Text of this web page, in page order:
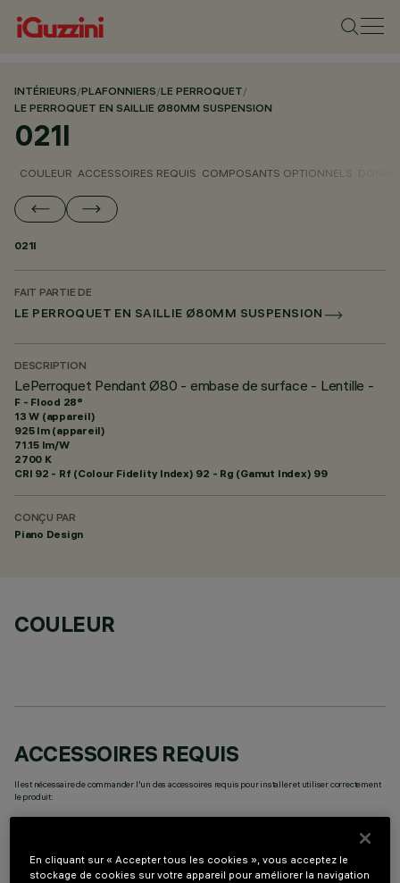
INTÉRIEURS/PLAFONNIERS/LE PERROQUET/
LE PERROQUET EN SAILLIE Ø80MM SUSPENSION
021I
COULEUR ACCESSOIRES REQUIS COMPOSANTS OPTIONNELS
021I
FAIT PARTIE DE
LE PERROQUET EN SAILLIE Ø80MM SUSPENSION
DESCRIPTION
LePerroquet Pendant Ø80 - embase de surface - Lentille -
F - Flood 28°
13 W (appareil)
925 lm (appareil)
71.15 lm/W
2700 K
CRI 92 - Rf (Colour Fidelity Index) 92 - Rg (Gamut Index) 99
CONÇU PAR
Piano Design
COULEUR
ACCESSOIRES REQUIS
Il est nécessaire de commander l'un des accessoires requis pour installer et utiliser correctement
le produit:
En cliquant sur « Accepter tous les cookies », vous acceptez le
stockage de cookies sur votre appareil pour améliorer la navigation